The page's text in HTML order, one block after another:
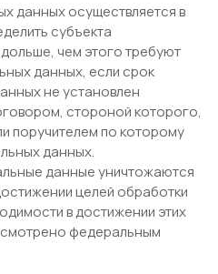
данных осуществляется в
субъекта
чем этого требуют
данных, если срок
не установлен
стороной которого,
поручителем по которому
данных.
данные уничтожаются
целей обработки
в достижении этих
федеральным